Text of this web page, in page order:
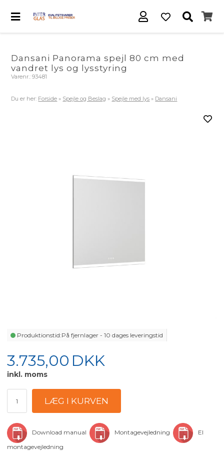
Dansani Panorama spejl 80 cm med
vandret lys og lysstyring
Varenr.:93481
Du er her: Forside » Spejle og Beslag » Spejle med lys » Dansani
Produktionstid:På fjernlager - 10 dages leveringstid
3.735,00 DKK
inkl. moms
Download manual Montagevejledning
El
montagevejledning